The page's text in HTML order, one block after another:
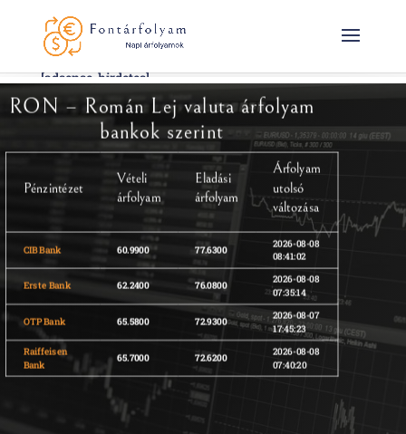
[adsense-hirdetes]
RON – Román Lej valuta árfolyam
bankok szerint
Pénzintézet
Vételi
árfolyam
Eladási
árfolyam
Árfolyam
utolsó
változása
CIB Bank 60.9900 77.6300
2026-08-08
08:41:02
Erste Bank 62.2400 76.0800 2026-08-08
07:35:14
OTP Bank 65.5800 72.9300
2026-08-07
17:45:23
Raiffeisen
Bank
65.7000 72.6200 2026-08-08
07:40:20